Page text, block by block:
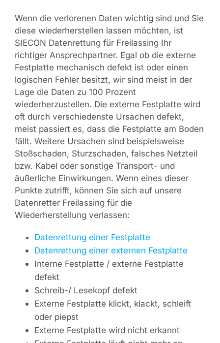
Wenn die verlorenen Daten wichtig sind und Sie
diese wiederherstellen lassen möchten, ist
SIECON Datenrettung für Freilassing Ihr
richtiger Ansprechpartner. Egal ob die externe
Festplatte mechanisch defekt ist oder einen
logischen Fehler besitzt, wir sind meist in der
Lage die Daten zu 100 Prozent
wiederherzustellen. Die externe Festplatte wird
oft durch verschiedenste Ursachen defekt,
meist passiert es, dass die Festplatte am Boden
fällt. Weitere Ursachen sind beispielsweise
Stoßschaden, Sturzschaden, falsches Netzteil
bzw. Kabel oder sonstige Transport- und
äußerliche Einwirkungen. Wenn eines dieser
Punkte zutrifft, können Sie sich auf unsere
Datenretter Freilassing für die
Wiederherstellung verlassen:
Datenrettung einer Festplatte
Datenrettung einer externen Festplatte
Interne Festplatte / externe Festplatte
defekt
Schreib-/ Lesekopf defekt
Externe Festplatte klickt, klackt, schleift
oder piepst
Externe Festplatte wird nicht erkannt